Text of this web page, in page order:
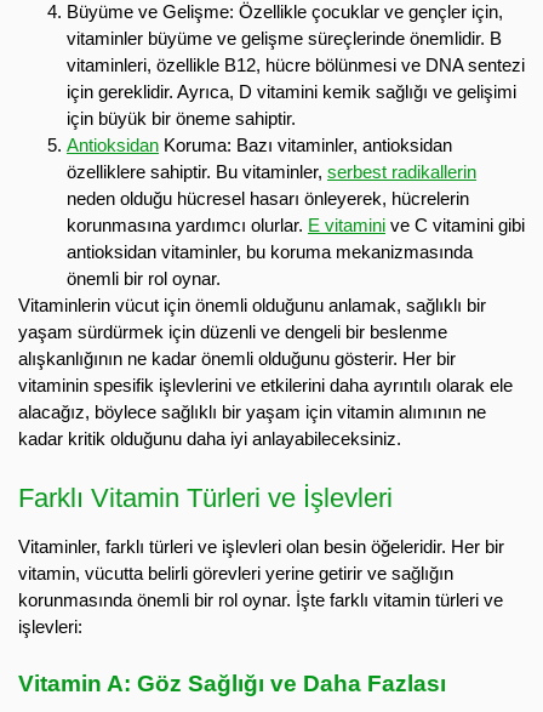
Büyüme ve Gelişme: Özellikle çocuklar ve gençler için,
vitaminler büyüme ve gelişme süreçlerinde önemlidir. B
vitaminleri, özellikle B12, hücre bölünmesi ve DNA sentezi
için gereklidir. Ayrıca, D vitamini kemik sağlığı ve gelişimi
için büyük bir öneme sahiptir.
Antioksidan Koruma: Bazı vitaminler, antioksidan
özelliklere sahiptir. Bu vitaminler, serbest radikallerin
neden olduğu hücresel hasarı önleyerek, hücrelerin
korunmasına yardımcı olurlar. E vitamini ve C vitamini gibi
antioksidan vitaminler, bu koruma mekanizmasında
önemli bir rol oynar.
Vitaminlerin vücut için önemli olduğunu anlamak, sağlıklı bir
yaşam sürdürmek için düzenli ve dengeli bir beslenme
alışkanlığının ne kadar önemli olduğunu gösterir. Her bir
vitaminin spesifik işlevlerini ve etkilerini daha ayrıntılı olarak ele
alacağız, böylece sağlıklı bir yaşam için vitamin alımının ne
kadar kritik olduğunu daha iyi anlayabileceksiniz.
Farklı Vitamin Türleri ve İşlevleri
Vitaminler, farklı türleri ve işlevleri olan besin öğeleridir. Her bir
vitamin, vücutta belirli görevleri yerine getirir ve sağlığın
korunmasında önemli bir rol oynar. İşte farklı vitamin türleri ve
işlevleri:
Vitamin A: Göz Sağlığı ve Daha Fazlası